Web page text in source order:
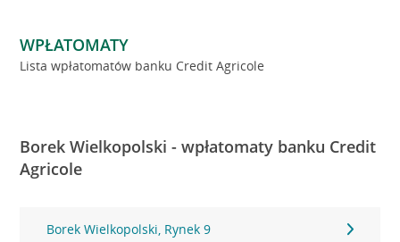
WPŁATOMATY
Lista wpłatomatów banku Credit Agricole
Borek Wielkopolski - wpłatomaty banku Credit
Agricole
Borek Wielkopolski, Rynek 9